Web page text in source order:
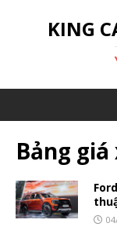
KING
Bảng giá